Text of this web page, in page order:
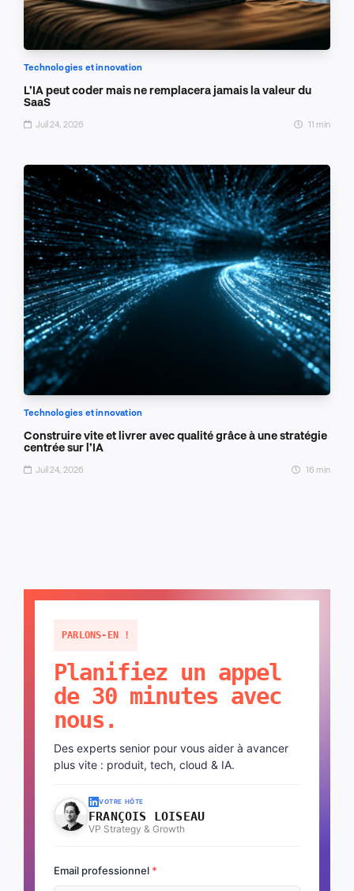
Technologies et innovation
L’IA peut coder mais ne remplacera jamais la valeur du
SaaS
Juil 24, 2026 11 min
Technologies et innovation
Construire vite et livrer avec qualité grâce à une stratégie
centrée sur l’IA
Juil 24, 2026 16 min
PARLONS-EN !
Planifiez un appel
de 30 minutes avec
nous.
Des experts senior pour vous aider à avancer
plus vite : produit, tech, cloud & IA.
VOTRE HÔTE
FRANÇOIS LOISEAU
VP Strategy & Growth
Email professionnel *